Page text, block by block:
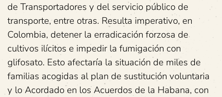
de Transportadores y del servicio público de
transporte, entre otras. Resulta imperativo, en
Colombia, detener la erradicación forzosa de
cultivos ilícitos e impedir la fumigación con
glifosato. Esto afectaría la situación de miles de
familias acogidas al plan de sustitución voluntaria
y lo Acordado en los Acuerdos de la Habana, con